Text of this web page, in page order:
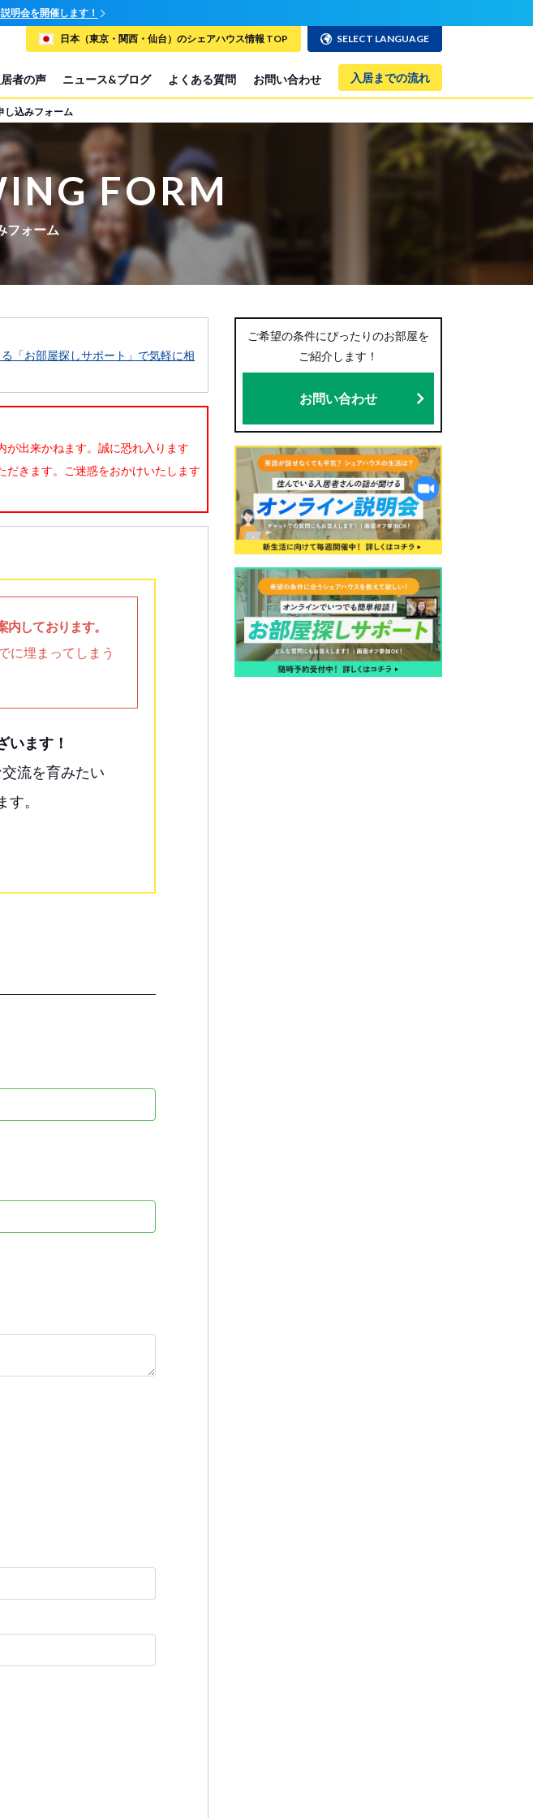
探しサポート随時受付中
居者の声 ニュース&ブログ よくある質問 お問い合わせ 入居までの流れ
日本（東京・関西・仙台）のシェアハウス情報 TOP SELECT LANGUAGE
し込みフォーム
FORM
フォーム
「お部屋探しサポート」で気軽に相
が出来かねます。誠に恐れ入ります
きます。ご迷惑をおかけいたします
しております。
に埋まってしまう
います！
流を育みたい
。
ご希望の条件にぴったりのお部屋を
ご紹介します！
お問い合わせ